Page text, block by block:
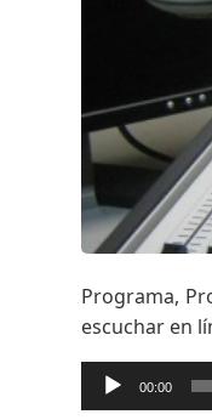
Programa,
escuchar en
Reproductor
de
00:00